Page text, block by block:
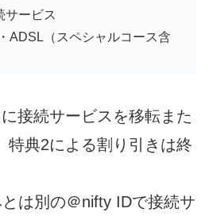
サービス
ADSL（スペシャルコース含
接続サービスを移転また
特典2による割り引きは終
は別の＠nifty IDで接続サ